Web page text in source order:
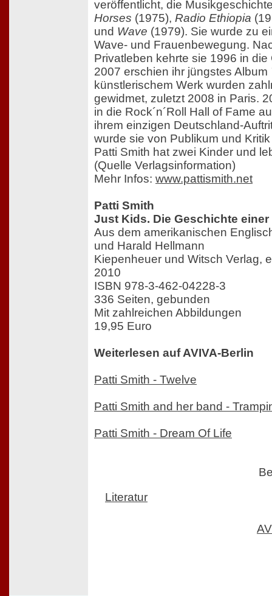
veröffentlicht, die
Horses (1975), Radio Ethiopia
und Wave (1979). Sie wurde zu
Wave- und Frauenbewegung.
Privatleben kehrte sie 1996 in
2007 erschien ihr jüngstes Album
künstlerischem Werk wurden
gewidmet, zuletzt 2008 in Paris.
in die Rock´n´Roll Hall of Fame
ihrem einzigen Deutschland-
wurde sie von Publikum und
Patti Smith hat zwei Kinder und
(Quelle Verlagsinformation)
Mehr Infos: www.pattismith.net
Patti Smith
Just Kids. Die Geschichte
Aus dem amerikanischen
und Harald Hellmann
Kiepenheuer und Witsch Verlag,
2010
ISBN 978-3-462-04228-3
336 Seiten, gebunden
Mit zahlreichen Abbildungen
19,95 Euro
Weiterlesen auf AVIVA-Berlin
Patti Smith - Twelve
Patti Smith and her band -
Patti Smith - Dream Of Life
Literatur